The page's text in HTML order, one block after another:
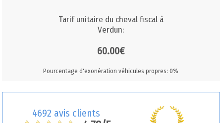
Tarif unitaire du cheval fiscal à
Verdun:
60.00€
Pourcentage d'exonération véhicules propres: 0%
4692 avis clients